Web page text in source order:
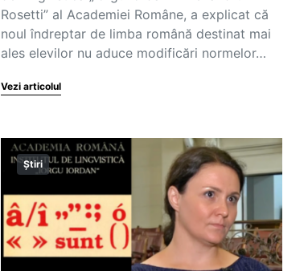
Rosetti” al Academiei Române, a explicat că
noul îndreptar de limba română destinat mai
ales elevilor nu aduce modificări normelor…
Vezi articolul
Știri